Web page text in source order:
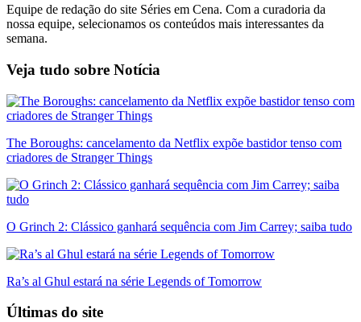
Equipe de redação do site Séries em Cena. Com a curadoria da
nossa equipe, selecionamos os conteúdos mais interessantes da
semana.
Veja tudo sobre Notícia
The Boroughs: cancelamento da Netflix expõe bastidor tenso com
criadores de Stranger Things
O Grinch 2: Clássico ganhará sequência com Jim Carrey; saiba tudo
Ra’s al Ghul estará na série Legends of Tomorrow
Últimas do site